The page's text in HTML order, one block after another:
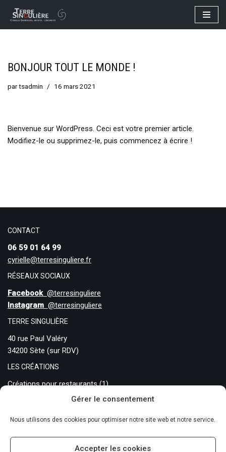
Gérer le consentement
Nous utilisons des cookies pour optimiser notre site web et notre service.
Accepter les cookies
Aller
BONJOUR TOUT LE MONDE !
partsadmin 16 mars 2021
Bienvenue sur WordPress. Ceci est votre premier article.
Modifiez-le ou supprimez-le, puis commencez à écrire !
CONTACT
06 59 01 64 99
cyrielle@terresinguliere.fr
RÉSEAUX SOCIAUX
Facebook@terresinguliere
Instagram @terresinguliere
TERRE SINGULIÈRE
40 rue Paul Valéry
34200 Sète (sur RDV)
LES CRÉATIONS
Créations pour restaurants (1)
Créations sur commande (0)
Pièces traditionnelles (11)